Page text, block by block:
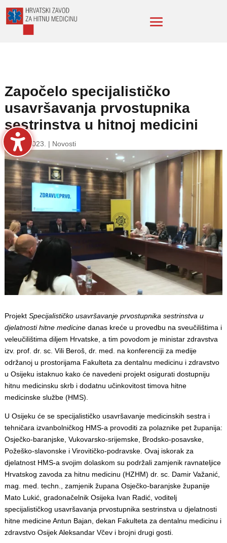
Započelo specijalističko
usavršavanja prvostupnika
sestrinstva u hitnoj medicini
19. lip. 2023. | Novosti
Projekt Specijalističko usavršavanje prvostupnika sestrinstva u
djelatnosti hitne medicinedanas kreće u provedbu na sveučilištima i
veleučilištima diljem Hrvatske, a tim povodom je ministar zdravstva
izv. prof. dr. sc. Vili Beroš, dr. med. na konferenciji za medije
održanoj u prostorijama Fakulteta za dentalnu medicinu i zdravstvo
u Osijeku istaknuo kako će navedeni projekt osigurati dostupniju
hitnu medicinsku skrb i dodatnu učinkovitost timova hitne
medicinske službe (HMS).
U Osijeku će se specijalističko usavršavanje medicinskih sestra i
tehničara izvanbolničkog HMS-a provoditi za polaznike pet županija:
Osječko-baranjske, Vukovarsko-srijemske, Brodsko-posavske,
Požeško-slavonske i Virovitičko-podravske. Ovaj iskorak za
djelatnost HMS-a svojim dolaskom su podržali zamjenik ravnateljice
Hrvatskog zavoda za hitnu medicinu (HZHM) dr. sc. Damir Važanić,
mag. med. techn., zamjenik župana Osječko-baranjske županije
Mato Lukić, gradonačelnik Osijeka Ivan Radić, voditelj
specijalističkog usavršavanja prvostupnika sestrinstva u djelatnosti
hitne medicine Antun Bajan, dekan Fakulteta za dentalnu medicinu i
zdravstvo Osijek Aleksandar Včev i brojni drugi gosti.